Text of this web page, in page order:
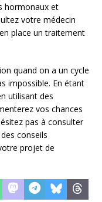
hormonaux et
votre médecin
place un traitement
quand on a un cycle
impossible. En étant
utilisant des
vos chances
pas à consulter
conseils
projet de